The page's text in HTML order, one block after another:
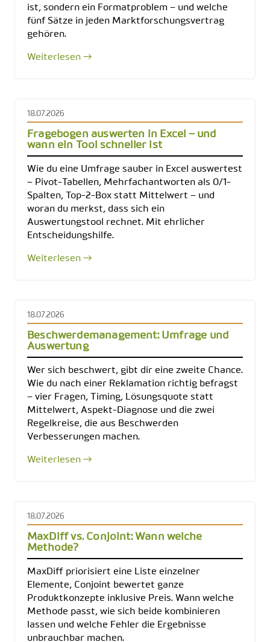
ist, sondern ein Formatproblem – und welche
fünf Sätze in jeden Marktforschungsvertrag
gehören.
Weiterlesen →
18.07.2026
Fragebogen auswerten in Excel – und
wann ein Tool schneller ist
Wie du eine Umfrage sauber in Excel auswertest
– Pivot-Tabellen, Mehrfachantworten als 0/1-
Spalten, Top-2-Box statt Mittelwert – und
woran du merkst, dass sich ein
Auswertungstool rechnet. Mit ehrlicher
Entscheidungshilfe.
Weiterlesen →
18.07.2026
Beschwerdemanagement: Umfrage und
Auswertung
Wer sich beschwert, gibt dir eine zweite Chance.
Wie du nach einer Reklamation richtig befragst
– vier Fragen, Timing, Lösungsquote statt
Mittelwert, Aspekt-Diagnose und die zwei
Regelkreise, die aus Beschwerden
Verbesserungen machen.
Weiterlesen →
18.07.2026
MaxDiff vs. Conjoint: Wann welche
Methode?
MaxDiff priorisiert eine Liste einzelner
Elemente, Conjoint bewertet ganze
Produktkonzepte inklusive Preis. Wann welche
Methode passt, wie sich beide kombinieren
lassen und welche Fehler die Ergebnisse
unbrauchbar machen.